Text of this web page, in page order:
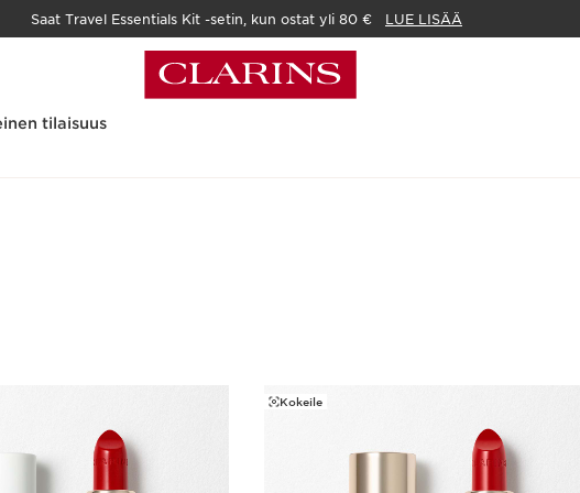
Saat Travel Essentials Kit -setin, kun ostat yli 80 € LUE LISÄÄ
tilaisuus
Kokeile